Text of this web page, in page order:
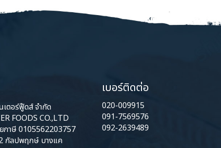
ตอร์ฟู๊ดส์ จำกัด
FOODS CO.,LTD
ยภาษี 0105562203757
กัลปพฤกษ์ บางแค
เบอร์ติดต่อ
020-009915
091-7569576
092-2639489